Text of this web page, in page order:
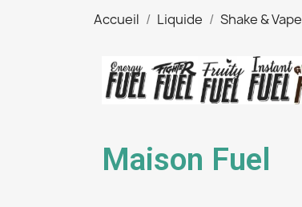
Accueil Liquide Shake & Vape
Maison Fuel